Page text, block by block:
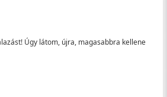
Úgy látom, újra, magasabbra kellene